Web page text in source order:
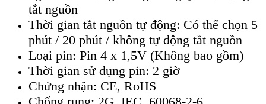
tắt nguồn
Thời gian tắt nguồn tự động: Có thể chọn 5
phút / 20 phút / không tự động tắt nguồn
Loại pin: Pin 4 x 1,5V (Không bao gồm)
Thời gian sử dụng pin: 2 giờ
Chứng nhận: CE, RoHS